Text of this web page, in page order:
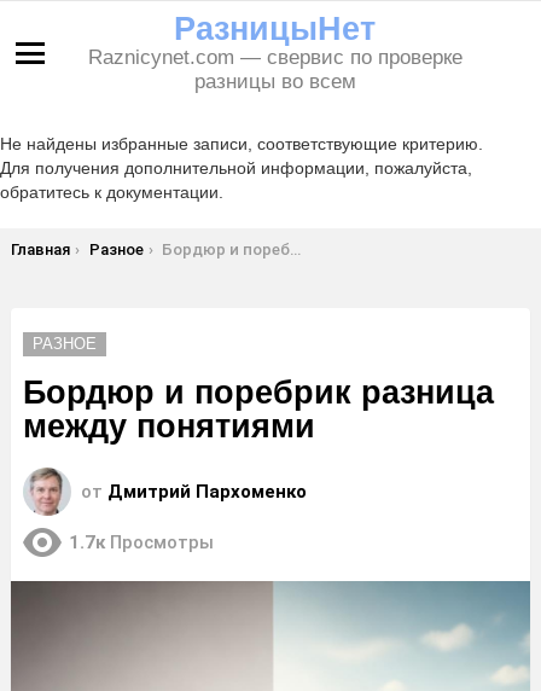
РазницыНет
Raznicynet.com — свервис по проверке
разницы во всем
Не найдены избранные записи, соответствующие критерию.
Для получения дополнительной информации, пожалуйста,
обратитесь к документации.
Вы здесь:
Главная Разное Бордюр и поребрик разница между понятиями
РАЗНОЕ
Бордюр и поребрик разница
между понятиями
от Дмитрий Пархоменко
1.7к Просмотры